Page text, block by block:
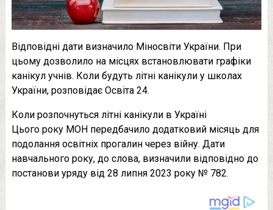
Відповідні дати визначило Міносвіти України. При
цьому дозволило на місцях встановлювати графіки
канікул учнів. Коли будуть літні канікули у школах
України, розповідає Освіта 24.
Коли розпочнуться літні канікули в Україні
Цього року МОН передбачило додатковий місяць для
подолання освітніх прогалин через війну. Дати
навчального року, до слова, визначили відповідно до
постанови уряду від 28 липня 2023 року № 782.